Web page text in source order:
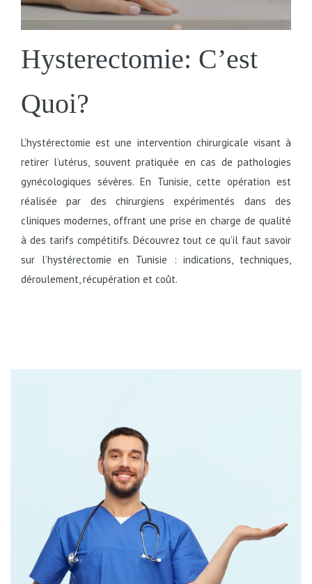
Hysterectomie: C’est
Quoi?
L’hystérectomie est une intervention chirurgicale visant à
retirer l’utérus, souvent pratiquée en cas de pathologies
gynécologiques sévères. En Tunisie, cette opération est
réalisée par des chirurgiens expérimentés dans des
cliniques modernes, offrant une prise en charge de qualité
à des tarifs compétitifs. Découvrez tout ce qu’il faut savoir
sur l’hystérectomie en Tunisie : indications, techniques,
déroulement, récupération et coût.